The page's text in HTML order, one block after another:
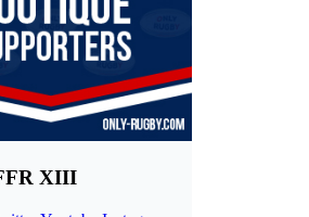
XIII